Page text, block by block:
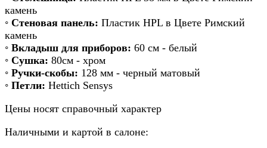
камень
◦ Стеновая панель: Пластик HPL в Цвете Римский
камень
◦ Вкладыш для приборов: 60 см - белый
◦ Сушка: 80см - хром
◦ Ручки-скобы: 128 мм - черный матовый
◦ Петли: Hettich Sensys
Цены носят справочный характер
Наличными и картой в салоне: